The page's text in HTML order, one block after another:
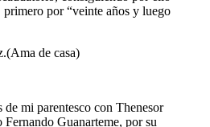
primero por “veinte años y luego
(Ama de casa)
de mi parentesco con Thenesor
Fernando Guanarteme, por su